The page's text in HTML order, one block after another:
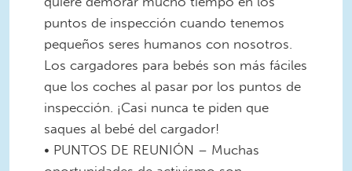
puntos de inspección cuando tenemos
pequeños seres humanos con nosotros.
Los cargadores para bebés son más fáciles
que los coches al pasar por los puntos de
inspección. ¡Casi nunca te piden que
saques al bebé del cargador!
• PUNTOS DE REUNIÓN – Muchas